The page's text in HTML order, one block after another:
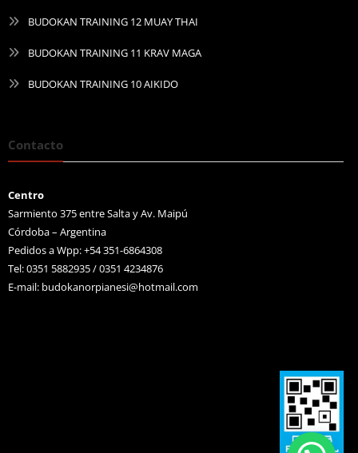
BUDOKAN TRAINING 12 MUAY THAI
BUDOKAN TRAINING 11 KRAV MAGA
BUDOKAN TRAINING 10 AIKIDO
Contacto
Centro
Sarmiento 375 entre Salta y Av. Maipú
Córdoba – Argentina
Pedidos a Wpp: +54 351-6864308
Tel: 0351 5882935 / 0351 4234876
E-mail: budokanorpianesi@hotmail.com